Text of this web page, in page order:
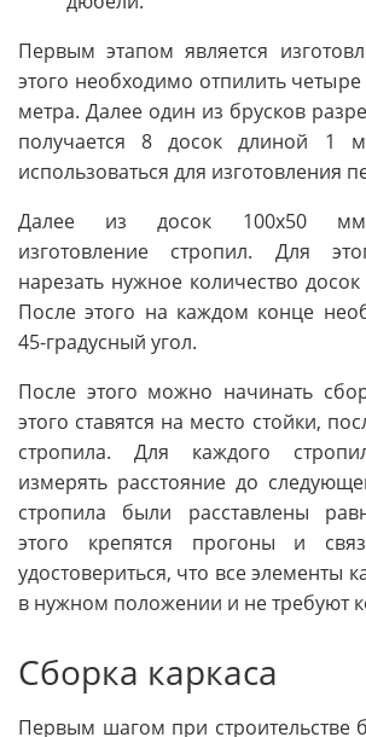
Первым этапом является
этого необходимо отпилить
метра. Далее один из брусков
получается 8 досок длиной 1
использоваться для изготовления
Далее из досок 100х50 мм
изготовление стропил. Для
нарезать нужное количество
После этого на каждом конце
45-градусный угол.
После этого можно начинать
этого ставятся на место стойки,
стропила. Для каждого
измерять расстояние до
стропила были расставлены
этого крепятся прогоны и
удостовериться, что все элементы
в нужном положении и не требуют
Сборка каркаса
Первым шагом при строительстве